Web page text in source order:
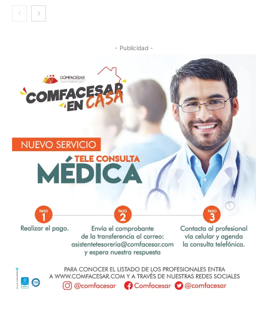
- Publicidad -